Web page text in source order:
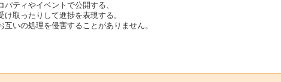
ティやイベントで公開する、
取ったりして進捗を表現する。
いの処理を侵害することがありません。